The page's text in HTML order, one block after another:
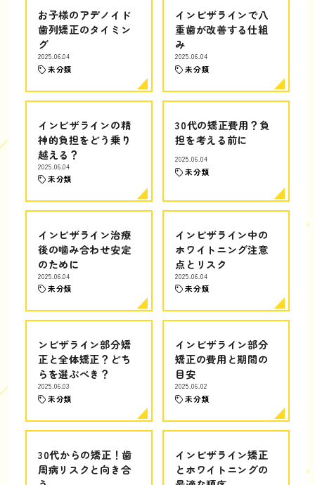
お子様のアデノイド
歯列矯正のタイミン
グ
2025.06.04
未分類
インビザラインで八
重歯が改善する仕組
み
2025.06.04
未分類
インビザラインの精
神的負担をどう乗り
越える？
2025.06.04
未分類
30代の矯正費用？負
担を考える前に
2025.06.04
未分類
インビザライン治療
後の噛み合わせ安定
のために
2025.06.04
未分類
インビザライン中の
ホワイトニング注意
点とリスク
2025.06.04
未分類
ンビザライン部分矯
正と全体矯正？どち
らを選ぶべき？
2025.06.03
未分類
インビザライン部分
矯正の費用と期間の
目安
2025.06.02
未分類
30代からの矯正！歯
周病リスクと向き合
インビザライン矯正
とホワイトニングの